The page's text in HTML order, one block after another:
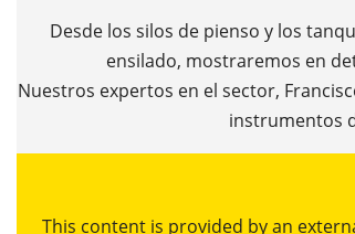
Desde los silos de pienso y los
ensilado, mostraremos en
Nuestros expertos en el sector,
instrumentos
This content is provided by an